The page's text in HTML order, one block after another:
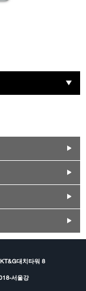
대치타워 8
서울강